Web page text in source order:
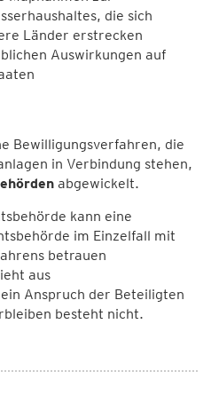
die sich
Länder erstrecken
Auswirkungen auf
Bewilligungsverfahren, die
in Verbindung stehen,
abgewickelt.
kann eine
im Einzelfall mit
betrauen
aus
Anspruch der Beteiligten
besteht nicht.